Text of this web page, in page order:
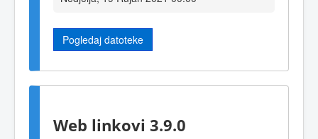
Pogledaj datoteke
Web linkovi 3.9.0